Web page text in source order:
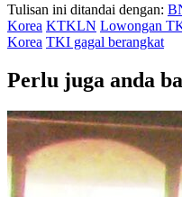
Tulisan ini ditandai dengan:
Korea KTKLN Lowongan
Korea TKI gagal berangkat
Perlu juga anda